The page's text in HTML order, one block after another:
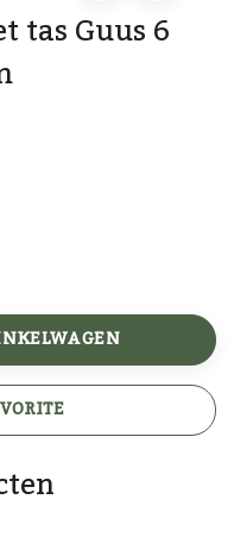
tas Guus 6